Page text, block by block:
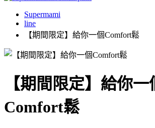
Supermami
line
【期間限定】給你一個Comfort鬆
【期間限定】給你一
Comfort鬆